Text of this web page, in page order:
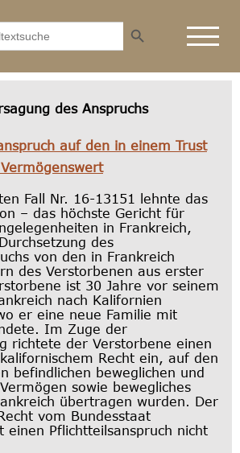
Search Button
des Anspruchs
auf den in einem Trust
Fall Nr. 16-13151 lehnte das
– das höchste Gericht für
in Frankreich,
des
von den in Frankreich
des Verstorbenen aus erster
ist 30 Jahre vor seinem
nach Kalifornien
er eine neue Familie mit
Im Zuge der
richtete der Verstorbene einen
Recht ein, auf den
befindlichen beweglichen und
sowie bewegliches
übertragen wurden. Der
vom Bundesstaat
einen Pflichtteilsanspruch nicht